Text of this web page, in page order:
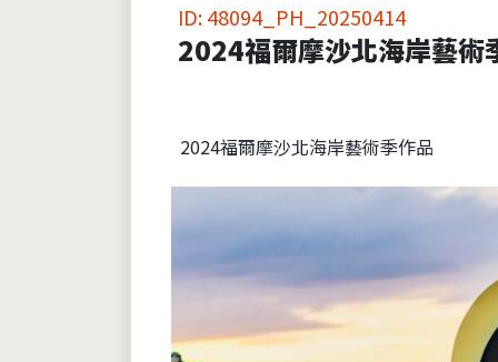
ID: 48094_PH_20250414
2024福爾摩沙北海岸藝術
2024福爾摩沙北海岸藝術季作品